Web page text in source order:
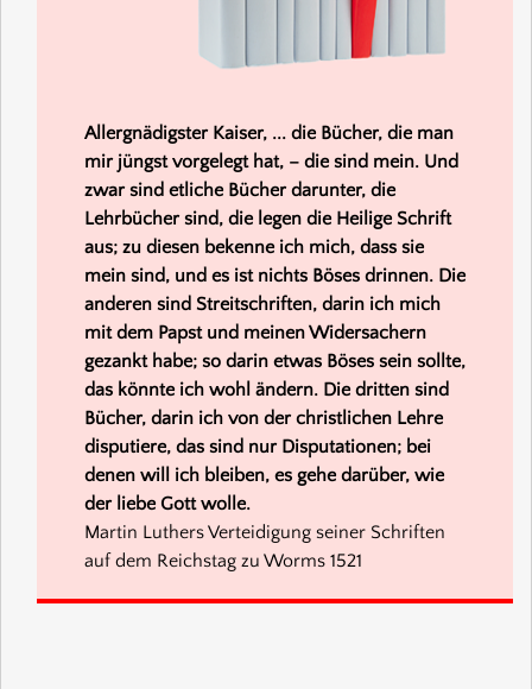
Allergnädigster Kaiser, ... die Bücher, die man
mir jüngst vorgelegt hat, – die sind mein. Und
zwar sind etliche Bücher darunter, die
Lehrbücher sind, die legen die Heilige Schrift
aus; zu diesen bekenne ich mich, dass sie
mein sind, und es ist nichts Böses drinnen. Die
anderen sind Streitschriften, darin ich mich
mit dem Papst und meinen Widersachern
gezankt habe; so darin etwas Böses sein sollte,
das könnte ich wohl ändern. Die dritten sind
Bücher, darin ich von der christlichen Lehre
disputiere, das sind nur Disputationen; bei
denen will ich bleiben, es gehe darüber, wie
der liebe Gott wolle.
Martin Luthers Verteidigung seiner Schriften
auf dem Reichstag zu Worms 1521